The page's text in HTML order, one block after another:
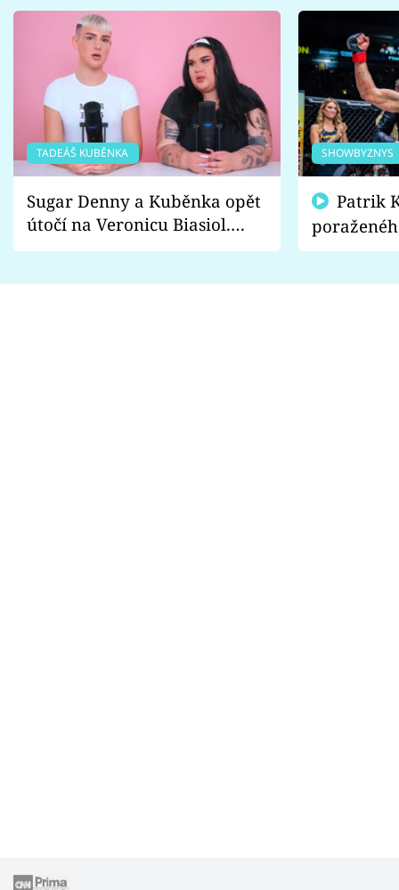
TADEÁŠ KUBĚNKA
Sugar Denny a Kuběnka opět
útočí na Veronicu Biasiol.
Proč je podle nich falešná a
SHOWBYZNYS
fanoušci